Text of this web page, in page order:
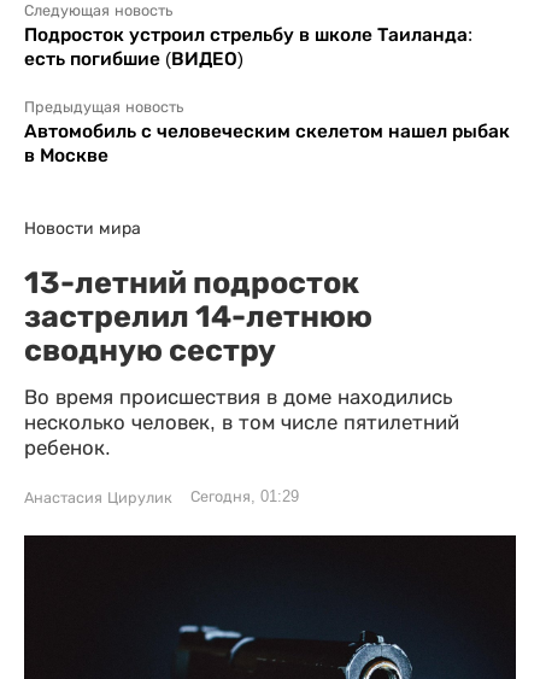
Следующая новость
Подросток устроил стрельбу в школе Таиланда:
есть погибшие (ВИДЕО)
Предыдущая новость
Автомобиль с человеческим скелетом нашел рыбак
в Москве
Новости мира
13-летний подросток
застрелил 14-летнюю
сводную сестру
Во время происшествия в доме находились
несколько человек, в том числе пятилетний
ребенок.
Анастасия Цирулик Сегодня, 01:29